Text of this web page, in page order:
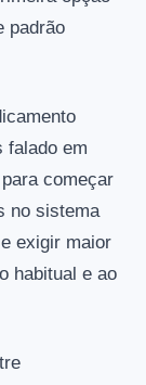
padrão
falado em
começar
no sistema
exigir maior
habitual e ao